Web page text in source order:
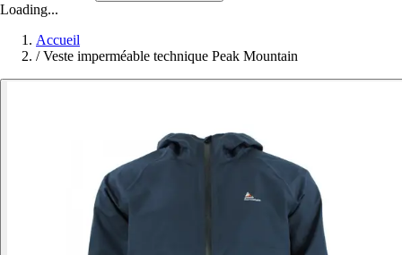
Loading...
Accueil
/ Veste imperméable technique Peak Mountain